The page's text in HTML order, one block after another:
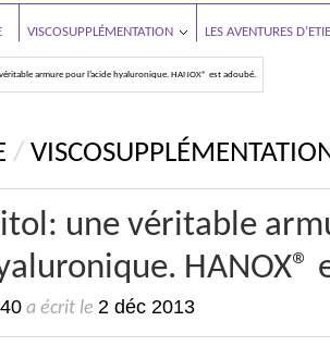
VISCOSUPPLÉMENTATION LES AVENTURES
armure pour l’acide hyaluronique. HANOX® est adoubé.
/
une véritable
HANOX®
a écrit le2 déc 2013